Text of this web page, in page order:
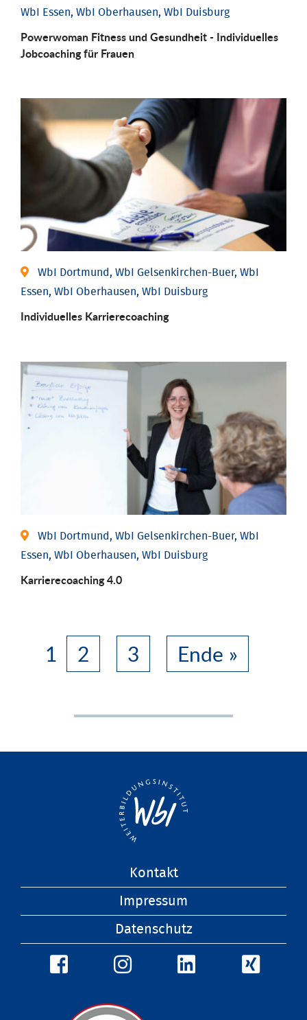
WbI Essen, WbI Oberhausen, WbI Duisburg
Powerwoman Fitness und Gesund­heit - Individu­elles
Job­coaching für Frauen
WbI Dortmund, WbI Gelsenkirchen-Buer, WbI
Essen, WbI Oberhausen, WbI Duisburg
Individu­elles Karrierecoaching
WbI Dortmund, WbI Gelsenkirchen-Buer, WbI
Essen, WbI Oberhausen, WbI Duisburg
Karriere­coaching 4.0
1 2 3 Ende »
Kontakt
Impressum
Datenschutz